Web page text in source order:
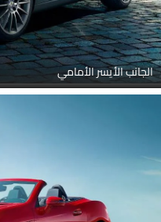
الجانب الأيسر الأمامي